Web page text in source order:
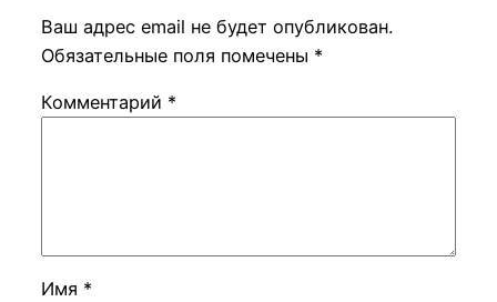
Ваш адрес email не будет опубликован.
Обязательные поля помечены *
Комментарий *
Имя *